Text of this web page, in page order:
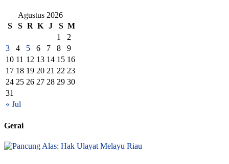
Agustus 2026
S
S R K J S M
« Jul
1
2
3
4 5 6 7 8
9
10 11 12 13 14 15 16
17 18 19 20 21 22 23
24 25 26 27 28 29 30
31
Gerai